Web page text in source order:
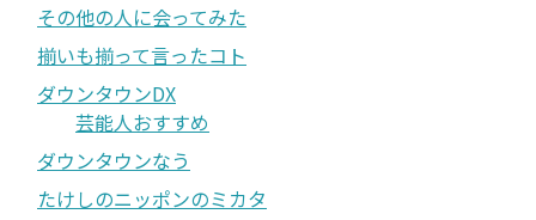
その他の人に会ってみた
揃いも揃って言ったコト
ダウンタウンDX
芸能人おすすめ
ダウンタウンなう
たけしのニッポンのミカタ